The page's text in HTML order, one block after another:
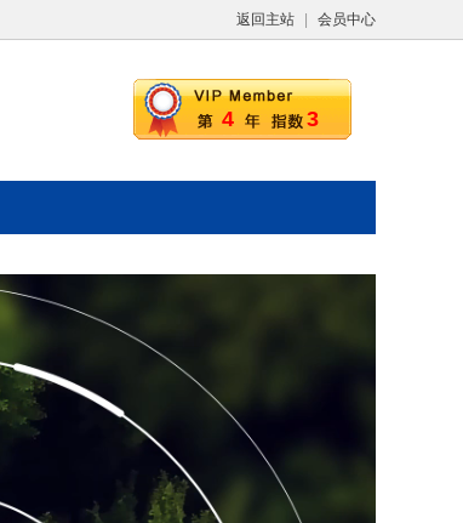
返回主站 会员中心
4 3